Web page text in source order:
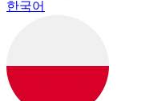
한국어